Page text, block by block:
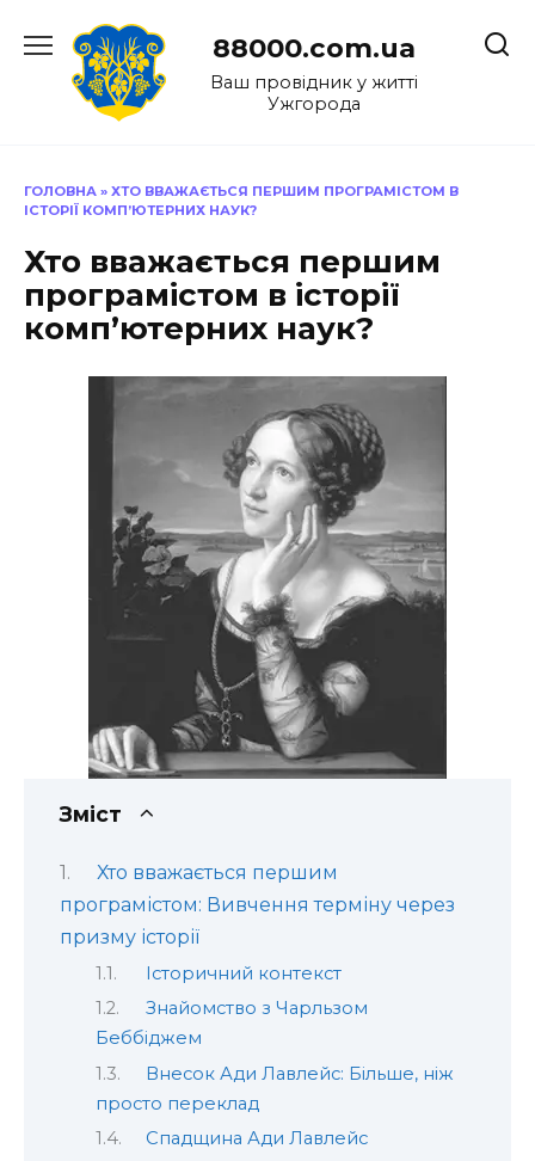
до
88000.com.ua
Ваш провідник у житті
Ужгорода
ГОЛОВНА » ХТО ВВАЖАЄТЬСЯ ПЕРШИМ ПРОГРАМІСТОМ В
ІСТОРІЇ КОМП’ЮТЕРНИХ НАУК?
Хто вважається першим
програмістом в історії
комп’ютерних наук?
Зміст
Хто вважається першим
програмістом: Вивчення терміну через
призму історії
Історичний контекст
Знайомство з Чарльзом
Беббіджем
Внесок Ади Лавлейс: Більше, ніж
просто переклад
Спадщина Ади Лавлейс